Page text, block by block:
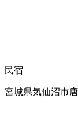
民宿
宮城県気仙沼市